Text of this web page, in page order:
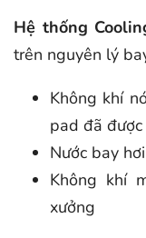
Hệ thống
trên nguyên lý
Không khí
pad đã
Nước bay
Không khí
xưởng